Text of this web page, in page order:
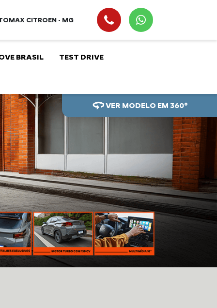
CITROEN - MG
BRASIL TEST DRIVE
VER MODELO EM 360°